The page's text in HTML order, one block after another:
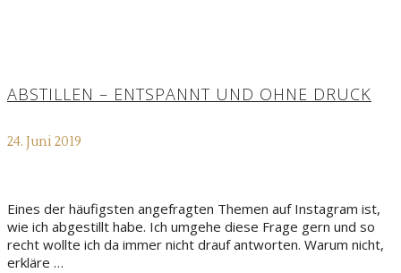
ABSTILLEN – ENTSPANNT UND OHNE DRUCK
24. Juni 2019
Eines der häufigsten angefragten Themen auf Instagram ist,
wie ich abgestillt habe. Ich umgehe diese Frage gern und so
recht wollte ich da immer nicht drauf antworten. Warum nicht,
erkläre …